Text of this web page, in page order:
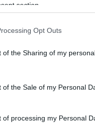
section.
Opt Outs
of the Sharing of my
the Sale of my Personal
of processing my Personal